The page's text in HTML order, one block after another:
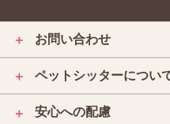
＋ お問い合わせ
＋ ペットシッターについ
＋ 安心への配慮